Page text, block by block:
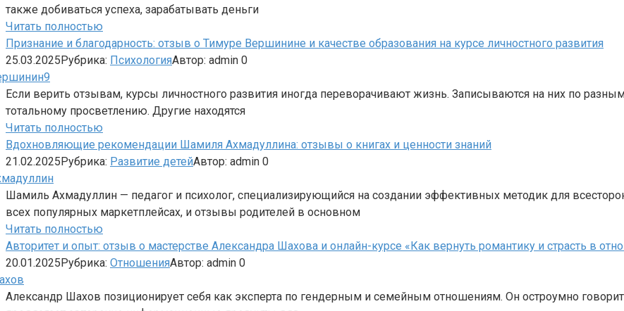
также добиваться успеха, зарабатывать деньги
Читать полностью
Признание и благодарность: отзыв о Тимуре Вершинине и качестве образования на курсе личностного развития
25.03.2025Рубрика: ПсихологияАвтор: admin 0
Если верить отзывам, курсы личностного развития иногда переворачивают жизнь. Записываются на них по
тотальному просветлению. Другие находятся
Читать полностью
Вдохновляющие рекомендации Шамиля Ахмадуллина: отзывы о книгах и ценности знаний
21.02.2025Рубрика: Развитие детейАвтор: admin 0
Шамиль Ахмадуллин — педагог и психолог, специализирующийся на создании эффективных методик для
всех популярных маркетплейсах, и отзывы родителей в основном
Читать полностью
Авторитет и опыт: отзыв о мастерстве Александра Шахова и онлайн-курсе «Как вернуть романтику и страсть в
20.01.2025Рубрика: ОтношенияАвтор: admin 0
Александр Шахов позиционирует себя как эксперта по гендерным и семейным отношениям. Он остроумно